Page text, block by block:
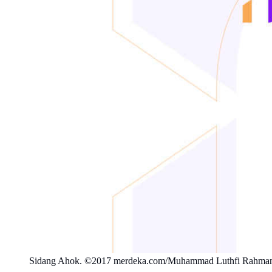
Sidang Ahok. ©2017 merdeka.com/Muhammad Luthfi